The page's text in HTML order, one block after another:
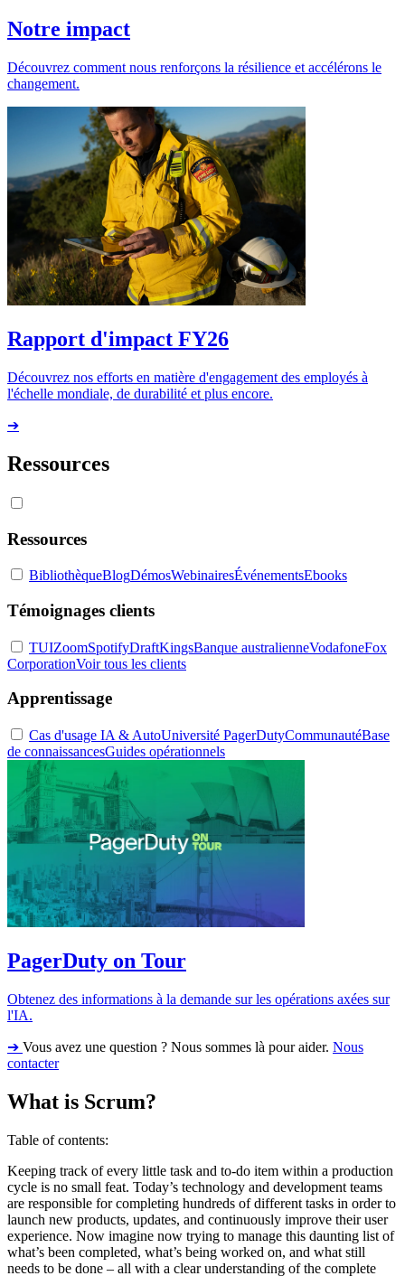
Notre impact
Découvrez comment nous renforçons la résilience et accélérons le
changement.
Rapport d'impact FY26
Découvrez nos efforts en matière d'engagement des employés à
l'échelle mondiale, de durabilité et plus encore.
➔
Ressources
Ressources
BibliothèqueBlogDémosWebinairesÉvénementsEbooks
Témoignages clients
TUIZoomSpotifyDraftKingsBanque australienneVodafoneFox
CorporationVoir tous les clients
Apprentissage
Cas d'usage IA & AutoUniversité PagerDutyCommunautéBase
de connaissancesGuides opérationnels
PagerDuty on Tour
Obtenez des informations à la demande sur les opérations axées sur
l'IA.
➔ Vous avez une question ? Nous sommes là pour aider. Nous
contacter
What is Scrum?
Table of contents:
Keeping track of every little task and to-do item within a production
cycle is no small feat. Today’s technology and development teams
are responsible for completing hundreds of different tasks in order to
launch new products, updates, and continuously improve their user
experience. Now imagine now trying to manage this daunting list of
what’s been completed, what’s being worked on, and what still
needs to be done – all with a clear understanding of the complete